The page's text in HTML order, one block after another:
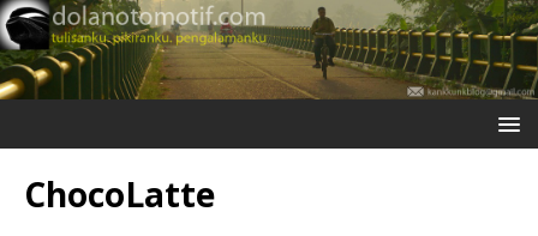
ChocoLatte